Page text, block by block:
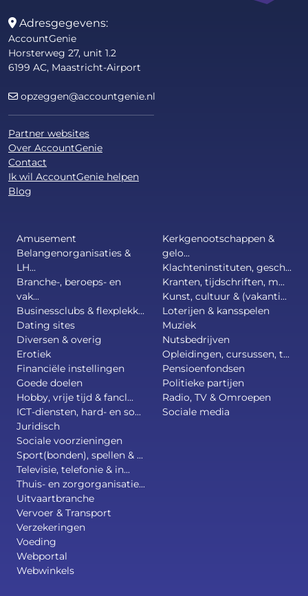
Adresgegevens:
AccountGenie
Horsterweg 27, unit 1.2
6199 AC, Maastricht-Airport
opzeggen@accountgenie.nl
Partner websites
Over AccountGenie
Contact
Ik wil AccountGenie helpen
Blog
Amusement
Belangenorganisaties &
LH...
Branche-, beroeps- en
vak...
Businessclubs & flexplekk...
Dating sites
Diversen & overig
Erotiek
Financiële instellingen
Goede doelen
Hobby, vrije tijd & fancl...
ICT-diensten, hard- en so...
Juridisch
Kerkgenootschappen &
gelo...
Klachteninstituten, gesch...
Kranten, tijdschriften, m...
Kunst, cultuur & (vakanti...
Loterijen & kansspelen
Muziek
Nutsbedrijven
Opleidingen, cursussen, t...
Pensioenfondsen
Politieke partijen
Radio, TV & Omroepen
Sociale media
Sociale voorzieningen
Sport(bonden), spellen & ...
Televisie, telefonie & in...
Thuis- en zorgorganisatie...
Uitvaartbranche
Vervoer & Transport
Verzekeringen
Voeding
Webportal
Webwinkels